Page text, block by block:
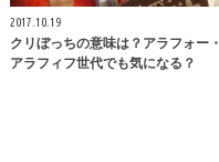
2017.10.19
クリぼっちの意味は？アラフォー・
アラフィフ世代でも気になる？